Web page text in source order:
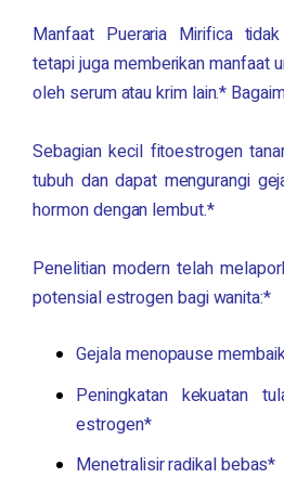
Manfaat Pueraria Mirificatidak
tetapi juga memberikan manfaat
oleh serum atau krim lain.*
Sebagian kecil fitoestrogen
tubuh dan dapat mengurangi
hormon dengan lembut.*
Penelitian modern telah
potensial estrogen bagi wanita:*
Gejala menopause
Peningkatan kekuatan
estrogen*
Menetralisir radikal bebas*